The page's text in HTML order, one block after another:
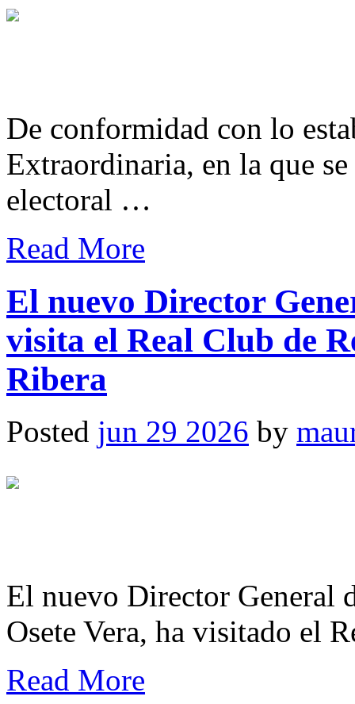
De conformidad con lo
Extraordinaria, en la que
electoral …
Read More
El nuevo Director
visita el Real Club de
Ribera
Posted jun 29 2026 by
El nuevo Director General
Osete Vera, ha visitado el
Read More